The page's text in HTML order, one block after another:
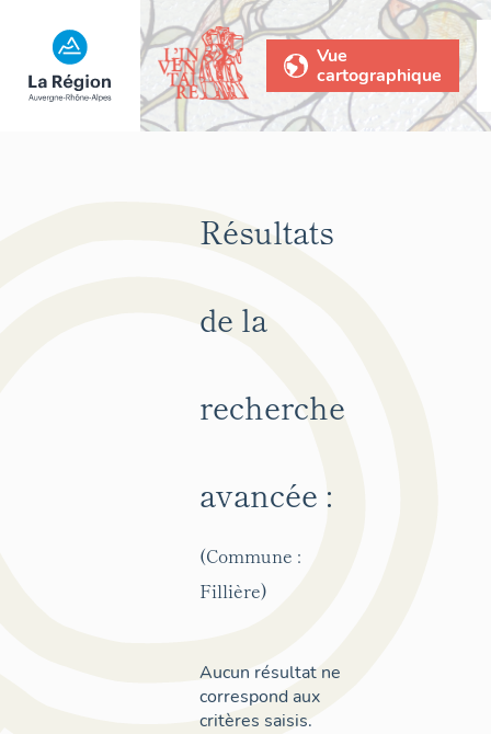
Vue
cartographique
Résultats
de la
recherche
avancée :
(Commune :
Fillière)
Aucun résultat ne
correspond aux
critères saisis.